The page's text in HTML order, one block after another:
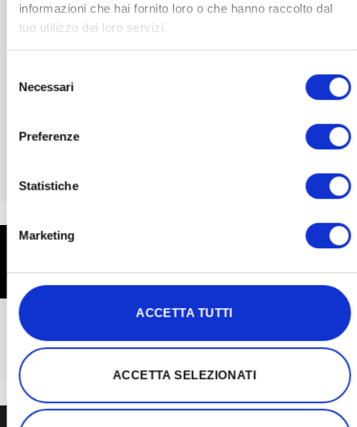
informazioni che hai fornito loro o che hanno raccolto dal
tuo utilizzo dei loro servizi.
delNecessari
Preferenze
Statistiche
Marketing
ACCETTA TUTTI
ACCETTA SELEZIONATI
Photomedizin für zu Hause
IN DEN WARENKORB
BEI FRAGEN KONTAKTIERE
BITTE